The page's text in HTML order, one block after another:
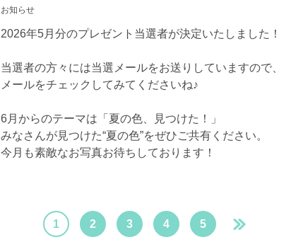
お知らせ
2026年5月分のプレゼント当選者が決定いたしました！
当選者の方々には当選メールをお送りしていますので、
メールをチェックしてみてくださいね♪
6月からのテーマは「夏の色、見つけた！」
みなさんが見つけた“夏の色”をぜひご共有ください。
今月も素敵なお写真お待ちしております！
1 2 3 4 5 ＞